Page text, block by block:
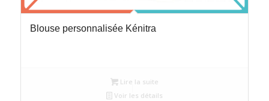
Blouse personnalisée Kénitra
Lire la suite
Voir les détails